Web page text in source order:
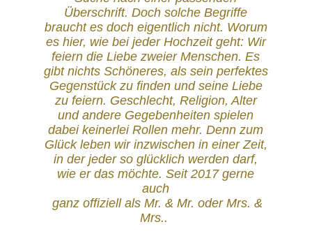
Überschrift. Doch solche Begriffe
braucht es doch eigentlich nicht. Worum
es hier, wie bei jeder Hochzeit geht: Wir
feiern die Liebe zweier Menschen. Es
gibt nichts Schöneres, als sein perfektes
Gegenstück zu finden und seine Liebe
zu feiern. Geschlecht, Religion, Alter
und andere Gegebenheiten spielen
dabei keinerlei Rollen mehr. Denn zum
Glück leben wir inzwischen in einer Zeit,
in der jeder so glücklich werden darf,
wie er das möchte. Seit 2017 gerne
auch
ganz offiziell als Mr. & Mr. oder Mrs. &
Mrs..